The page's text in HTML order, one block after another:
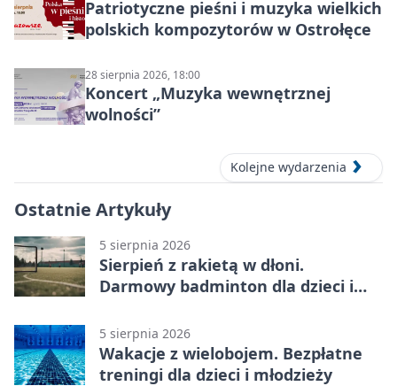
Patriotyczne pieśni i muzyka wielkich
polskich kompozytorów w Ostrołęce
28 sierpnia 2026, 18:00
Koncert „Muzyka wewnętrznej
wolności”
Kolejne wydarzenia
Ostatnie Artykuły
5 sierpnia 2026
Sierpień z rakietą w dłoni.
Darmowy badminton dla dzieci i
5 sierpnia 2026
Wakacje z wielobojem. Bezpłatne
treningi dla dzieci i młodzieży